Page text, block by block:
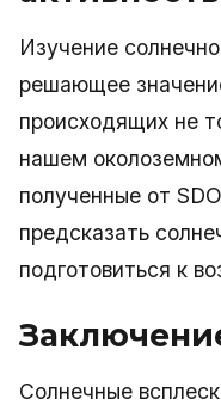
Изучение
решающее
происходящих не
нашем
полученные от
предсказать
подготовиться к
Солнечные